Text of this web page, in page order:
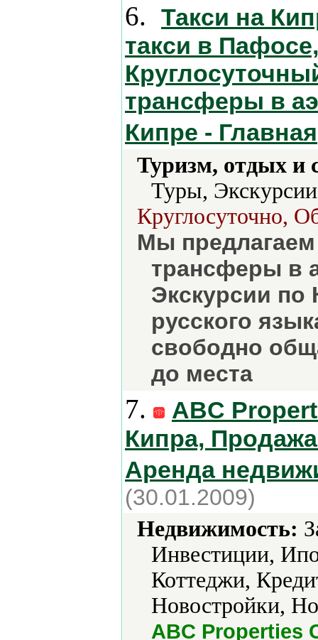
6.
Такси на
такси в
трансферы в
Кипре - Главная
Туризм, отдых и
Туры,
Круглосуточно,
Мы предлагаем
трансферы в
Экскурсии
русского
свободно
до места
7.
ABC
Кипра,
Аренда
(30.01.2009)
Недвижимость:
Инвестиции,
Коттеджи,
Новостройки,
ABC Properties